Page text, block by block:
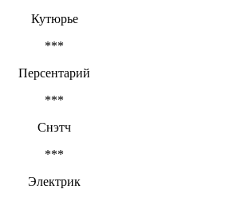
Кутюрье
***
Персентарий
***
Снэтч
***
Электрик